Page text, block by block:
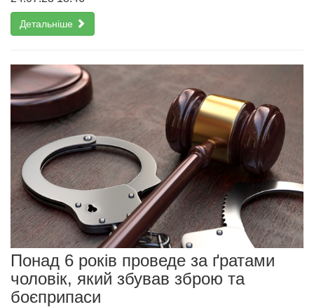
Детальніше
Понад 6 років проведе за ґратами
чоловік, який збував зброю та
боєприпаси